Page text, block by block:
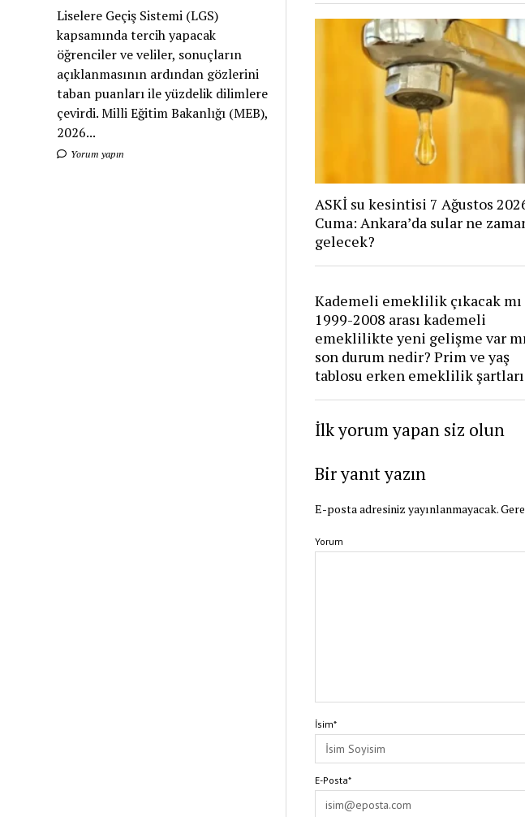
Liselere Geçiş Sistemi (LGS)
kapsamında tercih yapacak
öğrenciler ve veliler, sonuçların
açıklanmasının ardından gözlerini
taban puanları ile yüzdelik dilimlere
çevirdi. Milli Eğitim Bakanlığı (MEB),
2026...
Yorum yapın
ASKİ su kesintisi 7 Ağustos
Cuma: Ankara’da sular ne
gelecek?
Kademeli emeklilik çıkacak mı
1999-2008 arası kademeli
emeklilikte yeni gelişme var
son durum nedir? Prim ve yaş
tablosu erken emeklilik şartları
İlk yorum yapan siz olun
Bir yanıt yazın
E-posta adresiniz yayınlanmayacak.
Yorum
İsim*
E-Posta*